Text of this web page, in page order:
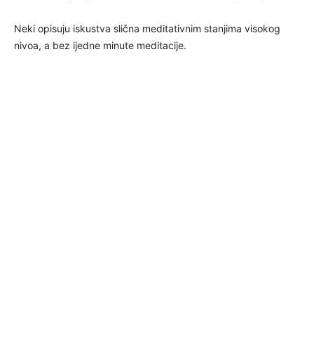
Neki opisuju iskustva slična meditativnim stanjima visokog
nivoa, a bez ijedne minute meditacije.